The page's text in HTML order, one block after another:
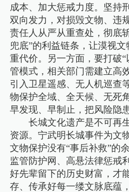
成本、加大惩戒力度。坚持
双向发力，对损毁文物、违
责任人从严从重查处，彻底
兜底”的利益链条，让漠视
重代价。另一方面，要打破
管模式，相关部门需建立高
引入卫星遥感、无人机巡查
物保护全域、全天候、无死
早发现、早制止，把风险隐
长城文化遗产是不可再
资源。宁武明长城事件为文
文物保护没有“事后补救”的
监管防护网、高悬法律惩戒
好先辈留下的历史财富，才
存、传承好每一缕文脉底蕴